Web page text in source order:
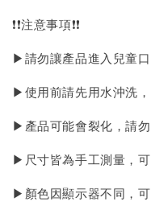
❗❗注意事項❗❗
▶請勿讓產品進入兒童口
▶使用前請先用水沖洗，
▶產品可能會裂化，請勿
▶尺寸皆為手工測量，可
▶顏色因顯示器不同，可